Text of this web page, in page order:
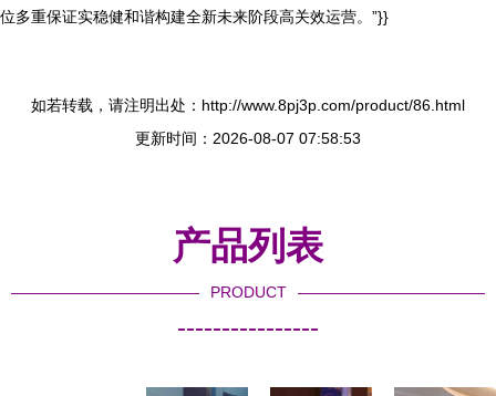
位多重保证实稳健和谐构建全新未来阶段高关效运营。”}}
如若转载，请注明出处：http://www.8pj3p.com/product/86.html
更新时间：2026-08-07 07:58:53
产品列表
PRODUCT
----------------